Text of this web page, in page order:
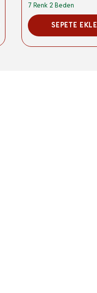
7 Renk 2 Beden
SEPETE EKLE